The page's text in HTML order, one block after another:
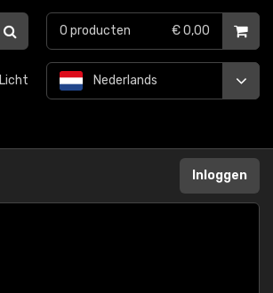
Licht Nederlands
0 producten € 0,00
Inloggen